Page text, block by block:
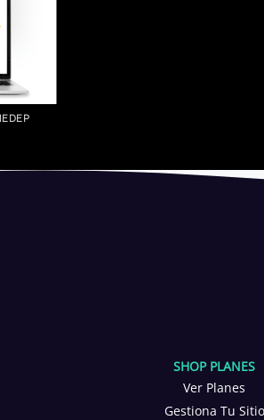
SHOP PLANES
Ver Planes
Gestiona Tu Sitio